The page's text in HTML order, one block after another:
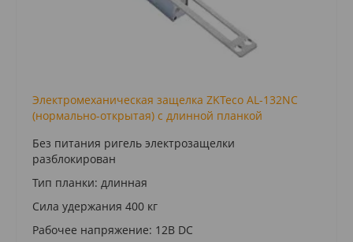
Электромеханическая защелка ZKTeco AL-132NC
(нормально-открытая) с длинной планкой
Без питания ригель электрозащелки
разблокирован
Тип планки: длинная
Сила удержания 400 кг
Рабочее напряжение: 12В DC